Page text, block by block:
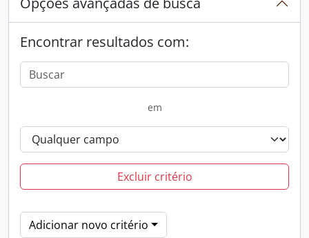
Encontrar resultados com:
em
Excluir critério
Adicionar novo critério